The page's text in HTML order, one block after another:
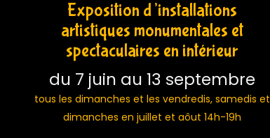
Exposition d’installations
artistiques monumentales et
spectaculaires en intérieur
du 7 juin au 13 septembre
tous les dimanches et les vendredis, samedis et
dimanches en juillet et aôut 14h-19h